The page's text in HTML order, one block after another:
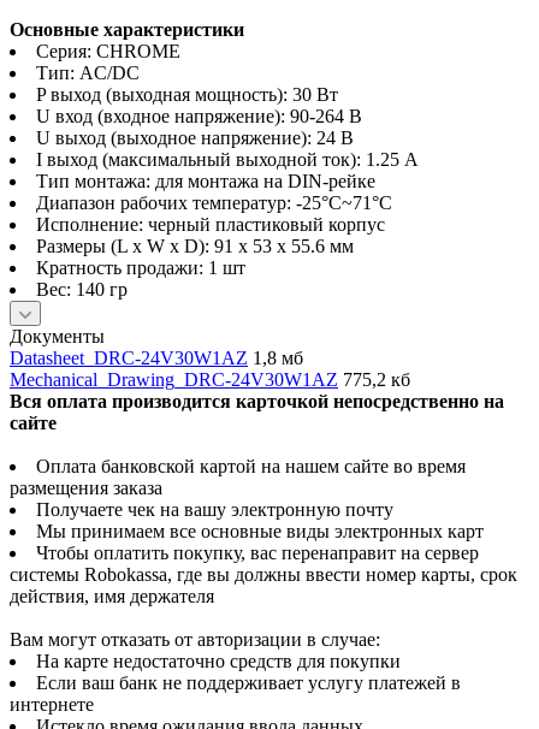
Основные характеристики
Серия: CHROME
Тип: AC/DC
P выход (выходная мощность): 30 Вт
U вход (входное напряжение): 90-264 В
U выход (выходное напряжение): 24 В
I выход (максимальный выходной ток): 1.25 А
Тип монтажа: для монтажа на DIN-рейке
Диапазон рабочих температур: -25°C~71°C
Исполнение: черный пластиковый корпус
Размеры (L x W x D): 91 x 53 x 55.6 мм
Кратность продажи: 1 шт
Вес: 140 гр
Документы
Datasheet_DRC-24V30W1AZ 1,8 мб
Mechanical_Drawing_DRC-24V30W1AZ 775,2 кб
Вся оплата производится карточкой непосредственно на
сайте
Оплата банковской картой на нашем сайте во время
размещения заказа
Получаете чек на вашу электронную почту
Мы принимаем все основные виды электронных карт
Чтобы оплатить покупку, вас перенаправит на сервер
системы Robokassa, где вы должны ввести номер карты, срок
действия, имя держателя
Вам могут отказать от авторизации в случае:
На карте недостаточно средств для покупки
Если ваш банк не поддерживает услугу платежей в
интернете